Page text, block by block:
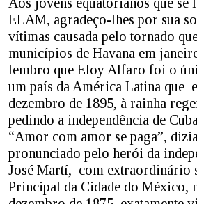
ELAM, agradeço-lhes por sua
vítimas causada pelo tornado
municípios de Havana em
lembro que Eloy Alfaro foi o
um país da América Latina que
dezembro de 1895, à rainha
pedindo a independência de
“Amor com amor se paga”,
pronunciado pelo herói da
José Martí, com extraordinário
Principal da Cidade do México,